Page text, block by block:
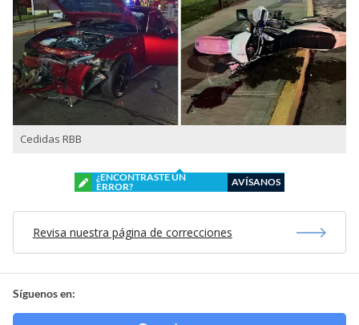
Cedidas RBB
¿ENCONTRASTE UN
ERROR?
AVÍSANOS
Revisa nuestra página de correcciones
Síguenos en: